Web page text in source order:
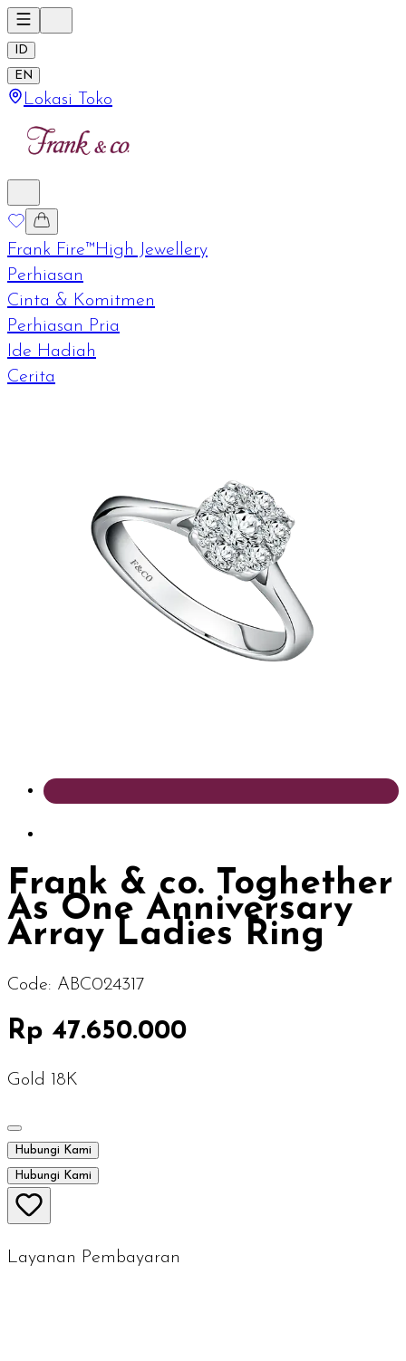
ID
EN
Lokasi Toko
Frank Fire™High Jewellery
Perhiasan
Cinta & Komitmen
Perhiasan Pria
Ide Hadiah
Cerita
Frank & co. Toghether
As One Anniversary
Array Ladies Ring
Code: ABC024317
Rp 47.650.000
Gold 18K
Hubungi Kami
Hubungi Kami
Layanan Pembayaran